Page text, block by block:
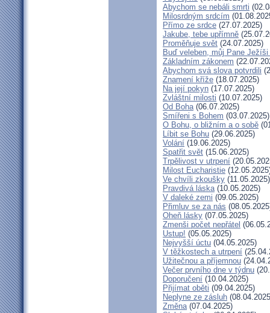
Abychom se nebáli smrti
Milosrdným srdcím
Přímo ze srdce (27.07.2025)
Jakube, tebe upřímně
Proměňuje svět (24.07.2025)
Buď veleben, můj Pane
Základním zákonem
Abychom svá slova potvrdili
Znamení kříže (18.07.2025)
Na její pokyn (17.07.2025)
Zvláštní milosti (10.07.2025)
Od Boha(06.07.2025)
Smířeni s Bohem (03.07.2025)
O Bohu, o bližním a o sobě
Líbit se Bohu (29.06.2025)
Volání (19.06.2025)
Spatřit svět (15.06.2025)
Trpělivost v utrpení
Milost Eucharistie
Ve chvíli zkoušky (11.05.2025)
Pravdivá láska(10.05.2025)
V daleké zemi (09.05.2025)
Přimluv se za nás
Oheň lásky (07.05.2025)
Zmenši počet nepřátel
Ustup! (05.05.2025)
Nejvyšší úctu (04.05.2025)
V těžkostech a utrpení
Užitečnou a příjemnou
Večer prvního dne v týdnu
Doporučení (10.04.2025)
Přijímat oběti (09.04.2025)
Neplyne ze zásluh
Změna(07.04.2025)